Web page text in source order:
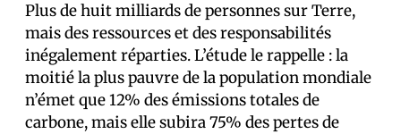
Plus de huit milliards de personnes sur Terre,
mais des ressources et des responsabilités
inégalement réparties. L’étude le rappelle : la
moitié la plus pauvre de la population mondiale
n’émet que 12% des émissions totales de
carbone, mais elle subira 75% des pertes de